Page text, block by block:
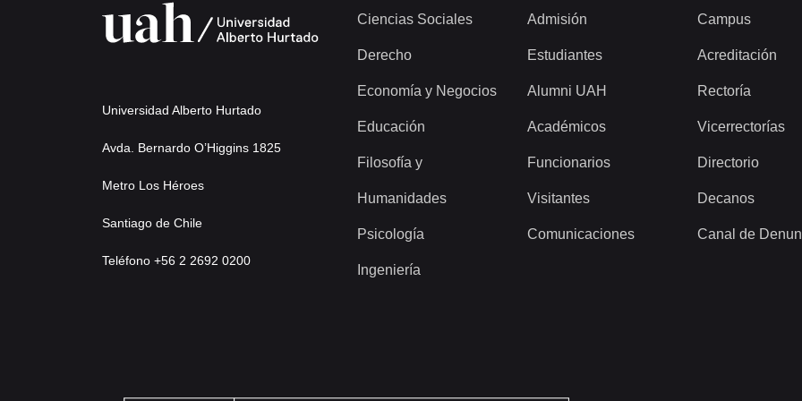
Universidad Alberto Hurtado
Avda. Bernardo O’Higgins 1825
Metro Los Héroes
Santiago de Chile
Teléfono +56 2 2692 0200
Ciencias Sociales
Derecho
Economía y Negocios
Educación
Filosofía y
Humanidades
Psicología
Ingeniería
Admisión
Estudiantes
Alumni UAH
Académicos
Funcionarios
Visitantes
Comunicaciones
Campus
Acreditación
Rectoría
Vicerrectorías
Directorio
Decanos
Canal de